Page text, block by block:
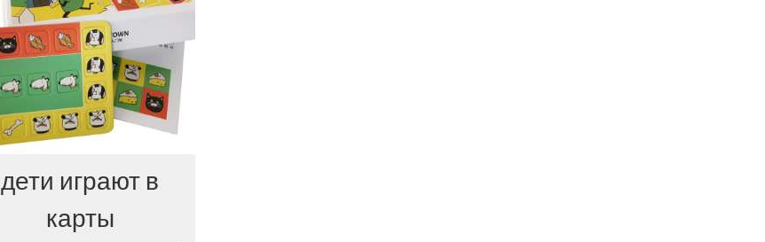
дети играют в
карты